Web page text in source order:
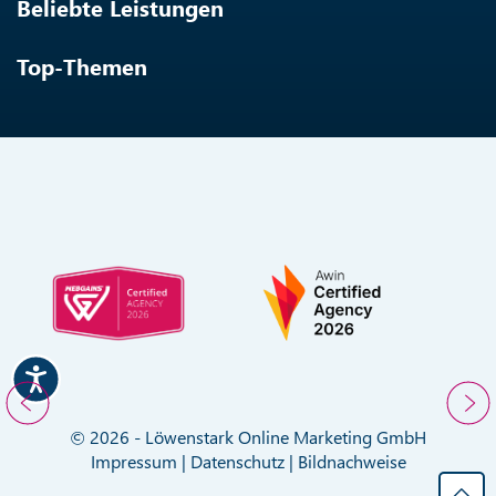
Beliebte Leistungen
Top-Themen
© 2026 - Löwenstark Online Marketing GmbH
Impressum | Datenschutz| Bildnachweise